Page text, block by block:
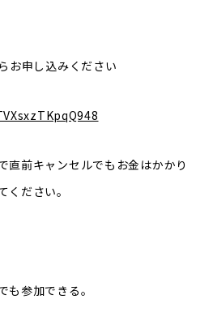
お申し込みください
前キャンセルでもお金はかかり
ください。
も参加できる。